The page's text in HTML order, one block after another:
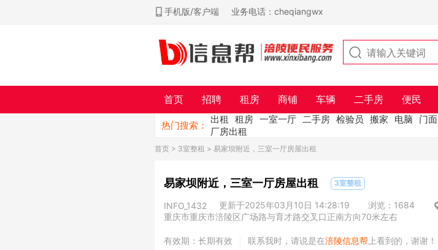
手机版/客户端 业务电话：cheqiangwx
首页 招聘 租房 商铺 车辆 二手房 便民
热门搜索：
出租 租房 一室一厅 二手房 检验员 搬家 电脑 门面
厂房出租
首页 > 3室整租 > 易家坝附近，三室一厅房屋出租
易家坝附近，三室一厅房屋出租 3室整租
INFO_1432 更新于2025年03月10日 14:28:19
浏览：1684
重庆市重庆市涪陵区广场路与育才路交叉口正南方向70米左右
有效期：长期有效 联系我时，请说是在涪陵信息帮 上看到的，谢谢！